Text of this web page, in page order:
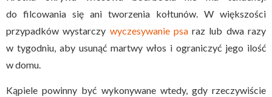
do filcowania się ani tworzenia kołtunów. W większości
przypadków wystarczy wyczesywanie psaraz lub dwa razy
w tygodniu, aby usunąć martwy włos i ograniczyć jego ilość
w domu.
Kąpiele powinny być wykonywane wtedy, gdy rzeczywiście